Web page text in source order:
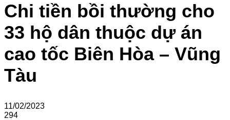
Chi tiền bồi thường cho
33 hộ dân thuộc dự án
cao tốc Biên Hòa – Vũng
Tàu
11/02/2023
294